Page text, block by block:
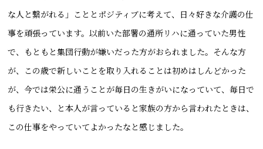
な人と繋がれる」こととポジティブに考えて、日々好きな介護の仕
事を頑張っています。以前いた部署の通所リハに通っていた男性
で、もともと集団行動が嫌いだった方がおられました。そんな方
が、この歳で新しいことを取り入れることは初めはしんどかった
が、今では栄公に通うことが毎日の生きがいになっていて、毎日で
も行きたい、と本人が言っていると家族の方から言われたときは、
この仕事をやっていてよかったなと感じました。